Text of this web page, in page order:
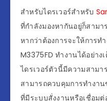
สำหรับไดรเวอร์สำหรับ
ที่กำลังมองหากันอยู่ก็สาม
หากว่าต้องการจะให้การท
M3375FD ทำงานได้อย่า
ไดรเวอร์ตัวนี้มีความสามา
สามารถควบคุมการทำงา
ที่มีระบบสั่งงานหรือเชื่อม